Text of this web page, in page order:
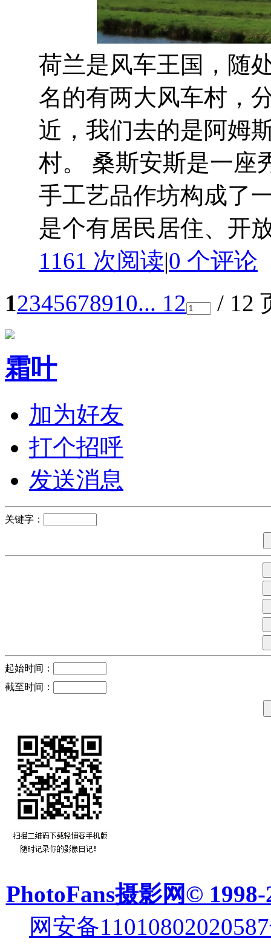
荷兰是风车王国，随
名的有两大风车村，
近，我们去的是阿姆
村。 桑斯安斯是一座
手工艺品作坊构成了
是个有居民居住、开
1161 次阅读|0 个评论
12345678910... 12 / 12
霜叶
加为好友
打个招呼
发送消息
关键字：
起始时间：
截至时间：
PhotoFans摄影网© 1998-
网安备